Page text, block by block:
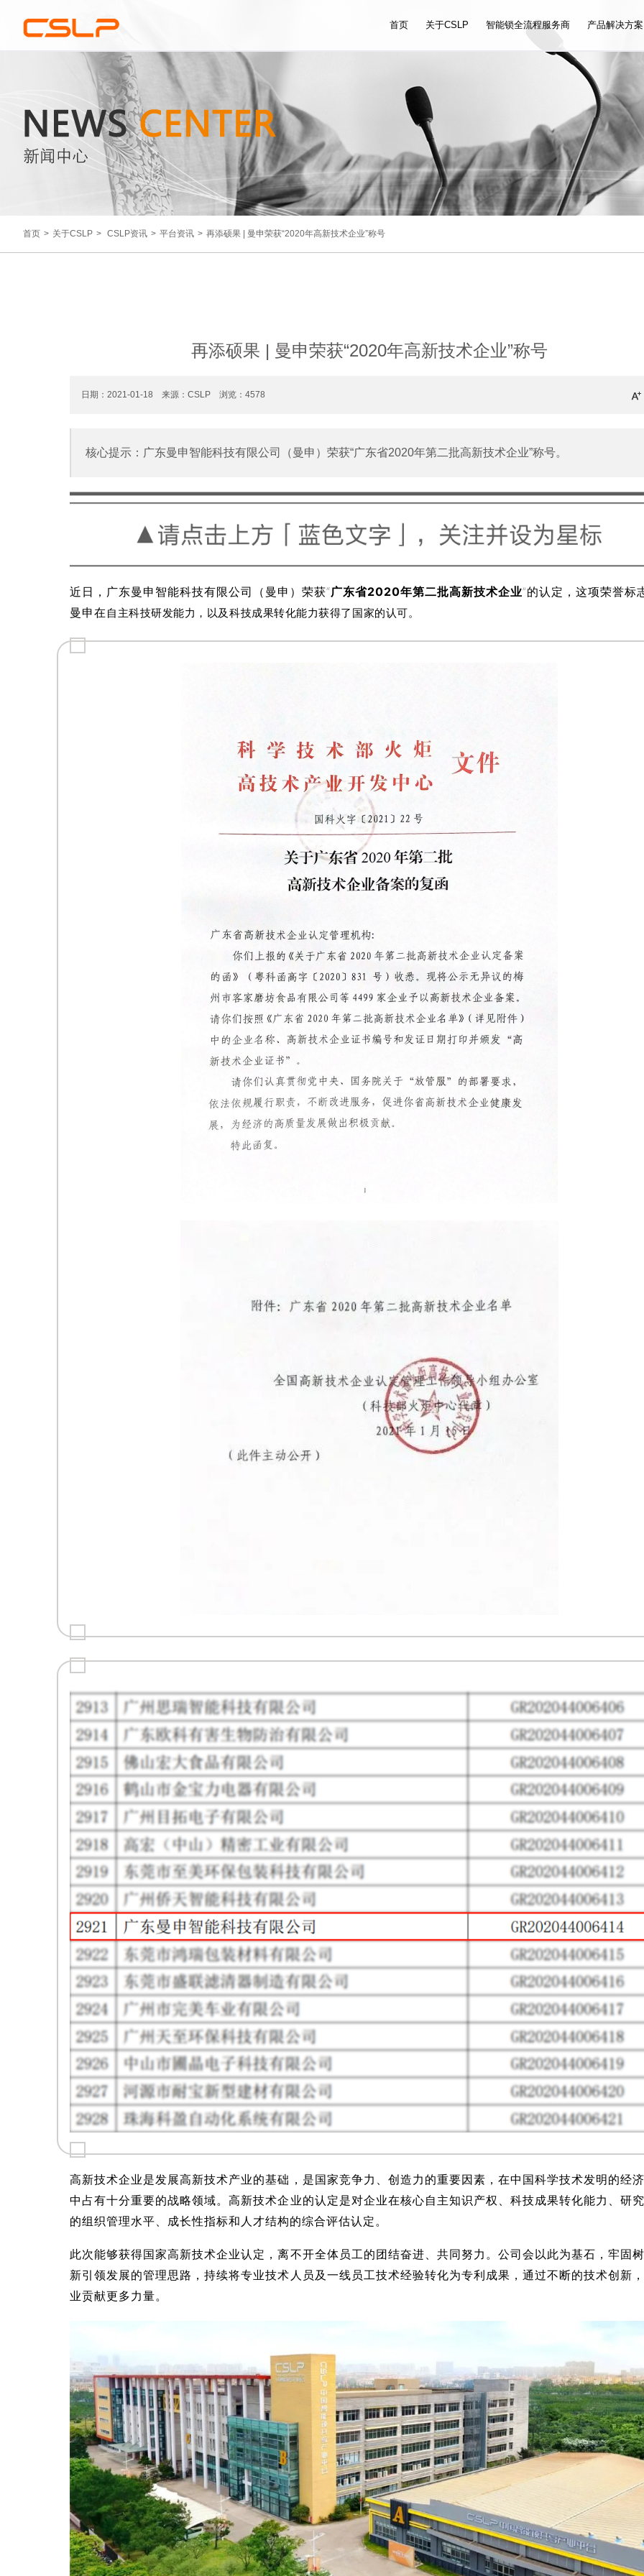
首页 关于CSLP 智能锁全流程服务商 产品解决方案
首页 > 关于CSLP > CSLP资讯 > 平台资讯 > 再添硕果 | 曼申荣获“2020年高新技术企业”称号
再添硕果 | 曼申荣获“2020年高新技术企业”称号
日期：2021-01-18 来源：CSLP 浏览： 4578
核心提示：广东曼申智能科技有限公司（曼申）荣获“广东省2020年第二批高新技术企业”称号。
近 日， 广东曼申智能科技有限公司（曼申）荣获“广东省2020年第二批高新技术企业”的认 定 ， 这项荣誉标
曼申在 自 主科技研发能力，以及科技成果转化能力获得了国家的认可。
高新技术企业是发展高新技术产业的基础，是国家竞争力、创造力的重要因素，在中国科学技术发明的经
中占有十分重要的战略领域。高新技术企业的认定是对企业在核心自主知识产权、科技成果转化能力、研
的组织管理水平、成长性指标和人才结构的综合评估认定。
此次能够获得国家高新技术企业认定，离不开全体员工的团结奋进、共同努力。公司会以此为基石，牢固
新引领发展的管理思路，持续将专业技术人员及一线员工技术经验转化为专利成果，通过不断的技术创新
业贡献更多力量。